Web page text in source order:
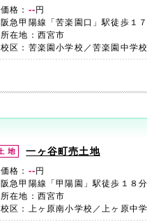
価格： -- 円
阪急甲陽線「苦楽園口」駅徒歩１
所在地：西宮市
校区：苦楽園小学校／苦楽園中学
一ヶ谷町売土地
価格： -- 円
阪急甲陽線「甲陽園」駅徒歩１８
所在地：西宮市
校区：上ヶ原南小学校／上ヶ原中